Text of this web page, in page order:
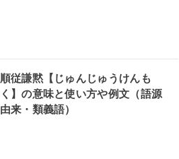
順従謙黙【じゅんじゅうけんも
く】の意味と使い方や例文（語源
由来・類義語）